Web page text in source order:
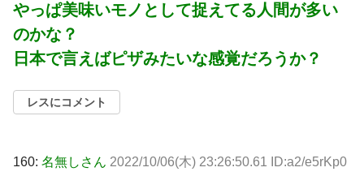
やっぱ美味いモノとして捉えてる人間が多い
のかな？
日本で言えばピザみたいな感覚だろうか？
レスにコメント
160: 名無しさん 2022/10/06(木) 23:26:50.61 ID:a2/e5rKp0